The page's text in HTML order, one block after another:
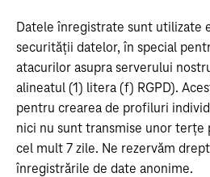
Datele înregistrate sunt utilizate
securității datelor, în special
atacurilor asupra serverului
alineatul (1) litera (f) RGPD).
pentru crearea de profiluri
nici nu sunt transmise unor terțe
cel mult 7 zile. Ne rezervăm
înregistrările de date anonime.